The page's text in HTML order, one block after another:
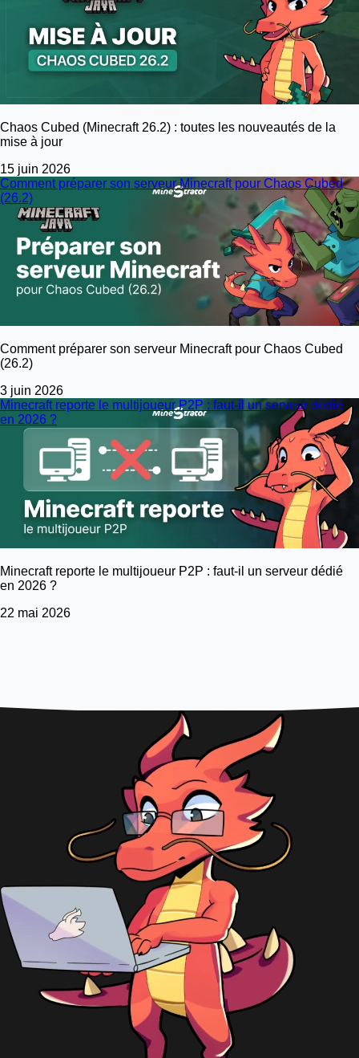
Chaos Cubed (Minecraft 26.2) : toutes les nouveautés de la
mise à jour
15 juin 2026
Comment préparer son serveur Minecraft pour Chaos Cubed
(26.2)
Comment préparer son serveur Minecraft pour Chaos Cubed
(26.2)
3 juin 2026
Minecraft reporte le multijoueur P2P : faut-il un serveur dédié
en 2026 ?
Minecraft reporte le multijoueur P2P : faut-il un serveur dédié
en 2026 ?
22 mai 2026